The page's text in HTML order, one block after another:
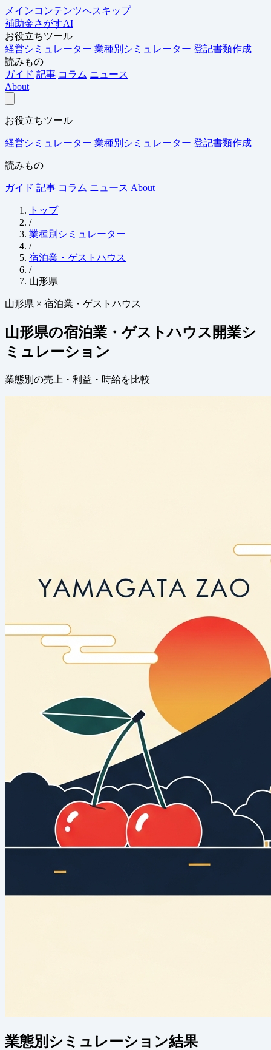
メインコンテンツへスキップ
補助金さがすAI
お役立ちツール
経営シミュレーター 業種別シミュレーター 登記書類作成
読みもの
ガイド 記事 コラム ニュース
About
お役立ちツール
経営シミュレーター 業種別シミュレーター 登記書類作成
読みもの
ガイド 記事 コラム ニュース About
トップ
/
業種別シミュレーター
/
宿泊業・ゲストハウス
/
山形県
山形県 × 宿泊業・ゲストハウス
山形県の宿泊業・ゲストハウス開業シ
ミュレーション
業態別の売上・利益・時給を比較
業態別シミュレーション結果